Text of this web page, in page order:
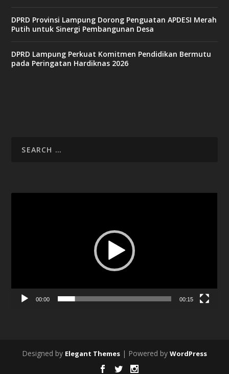
DPRD Provinsi Lampung Dorong Penguatan APDESI Merah
Putih untuk Sinergi Pembangunan Desa
DPRD Lampung Perkuat Komitmen Pendidikan Bermutu
pada Peringatan Hardiknas 2026
00:00 00:15
Designed by Elegant Themes | Powered by WordPress